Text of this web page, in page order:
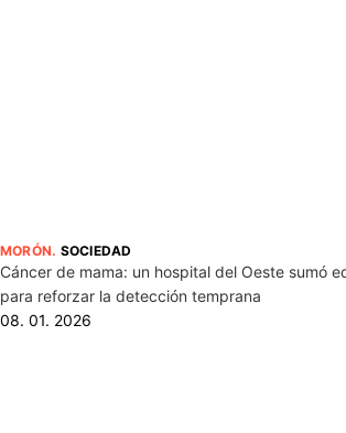
MORÓN. SOCIEDAD
Cáncer de mama: un hospital del Oeste sumó
para reforzar la detección temprana
08. 01. 2026